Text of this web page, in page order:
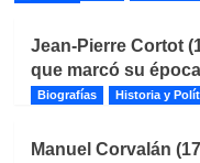
Jean-Pierre Cortot
que marcó su época
Biografías Historia y
Manuel Corvalán